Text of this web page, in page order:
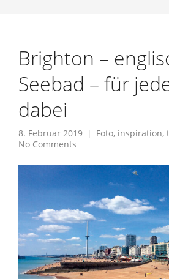
Brighton –
Seebad – für
dabei
8. Februar 2019 Foto, inspiration,
No Comments